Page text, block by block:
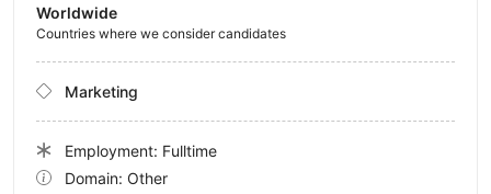
Worldwide
Countries where we consider candidates
Marketing
Employment: Fulltime
Domain: Other